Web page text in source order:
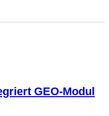
GEO-Modul